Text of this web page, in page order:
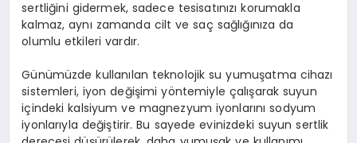
sertliğini gidermek, sadece tesisatınızı korumakla
kalmaz, aynı zamanda cilt ve saç sağlığınıza da
olumlu etkileri vardır.
Günümüzde kullanılan teknolojik su yumuşatma cihazı
sistemleri, iyon değişimi yöntemiyle çalışarak suyun
içindeki kalsiyum ve magnezyum iyonlarını sodyum
iyonlarıyla değiştirir. Bu sayede evinizdeki suyun sertlik